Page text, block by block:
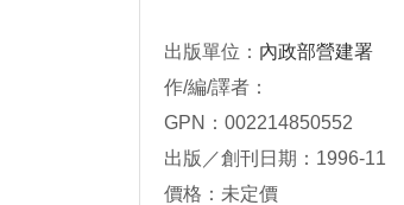
出版單位： 內政部營建署
作/編/譯者：
GPN：002214850552
出版／創刊日期：1996-11
價格：未定價